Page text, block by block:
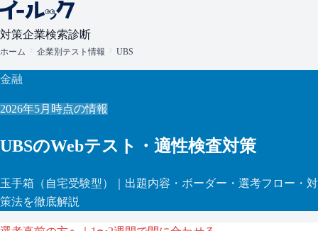
対策企業検索診断
ホーム 企業別テスト情報 UBS
金融
2026年5月 時点の情報
UBSのWebテスト・適性検査対策
玉手箱 （自宅受験型）
｜出題内容・ボーダー・選考フロー・対
策法を徹底解説